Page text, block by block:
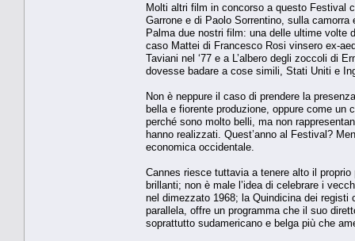
Molti altri film in concorso a questo Festival
Garrone e di Paolo Sorrentino, sulla
Palma due nostri film: una delle ultime volte
caso Mattei di Francesco Rosi vinsero ex-
Taviani nel ‘77 e a L’albero degli zoccoli di
dovesse badare a cose simili, Stati Uniti e
Non è neppure il caso di prendere la
bella e fiorente produzione, oppure come un
perché sono molto belli, ma non
hanno realizzati. Quest’anno al Festival?
economica occidentale.
Cannes riesce tuttavia a tenere alto il
brillanti; non è male l’idea di celebrare i
nel dimezzato 1968; la Quindicina dei registi
parallela, offre un programma che il suo
soprattutto sudamericano e belga più che